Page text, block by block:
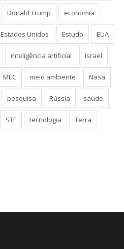
Donald Trump economia
Estados Unidos Estudo EUA
inteligência artificial Israel
MEC meio ambiente Nasa
pesquisa Rússia saúde
STF tecnologia Terra